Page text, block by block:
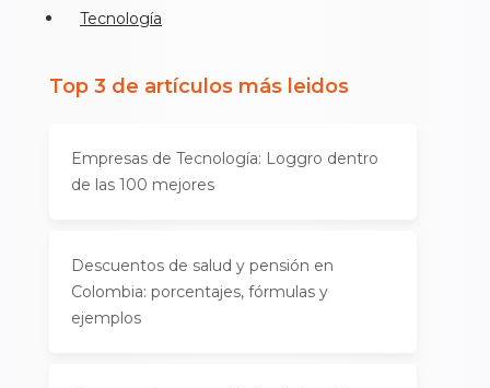
Tecnología
Top 3 de artículos más leidos
Empresas de Tecnología: Loggro dentro
de las 100 mejores
Descuentos de salud y pensión en
Colombia: porcentajes, fórmulas y
ejemplos